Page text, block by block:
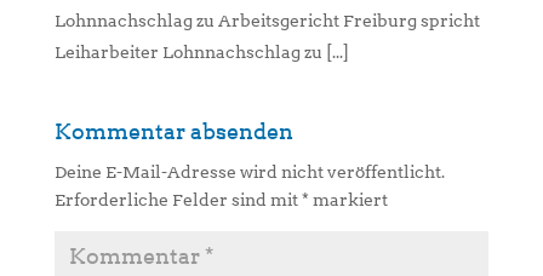
Lohnnachschlag zu Arbeitsgericht Freiburg spricht
Leiharbeiter Lohnnachschlag zu [...]
Kommentar absenden
Deine E-Mail-Adresse wird nicht veröffentlicht.
Erforderliche Felder sind mit* markiert